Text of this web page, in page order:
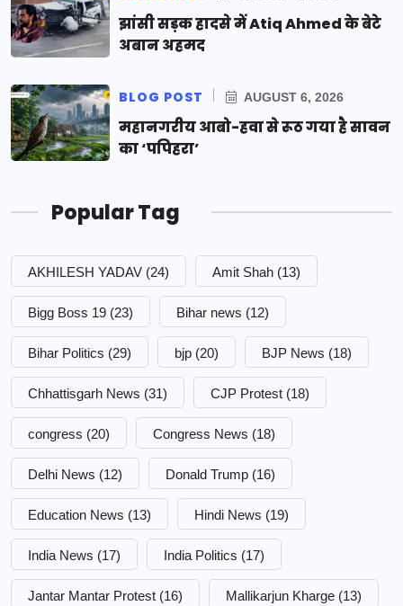
झांसी सड़क हादसे में Atiq Ahmed के बेटे
अबान अहमद
BLOG POST AUGUST 6, 2026
महानगरीय आबो-हवा से रूठ गया है सावन
का ‘पपिहरा’
Popular Tag
AKHILESH YADAV (24) Amit Shah (13)
Bigg Boss 19 (23) Bihar news (12)
Bihar Politics (29) bjp (20) BJP News (18)
Chhattisgarh News (31) CJP Protest (18)
congress (20) Congress News (18)
Delhi News (12) Donald Trump (16)
Education News (13) Hindi News (19)
India News (17) India Politics (17)
Jantar Mantar Protest (16) Mallikarjun Kharge (13)